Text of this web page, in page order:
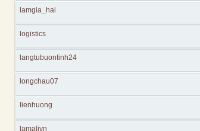
lamgia_hai
logistics
langtubuontinh24
longchau07
lienhuong
lamalivn